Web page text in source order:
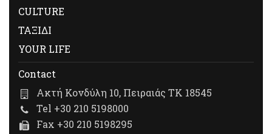
CULTURE
ΤΑΞΙΔΙ
YOUR LIFE
Contact
Ακτή Κονδύλη 10, Πειραιάς ΤΚ 18545
Tel +30 210 5198000
Fax +30 210 5198295